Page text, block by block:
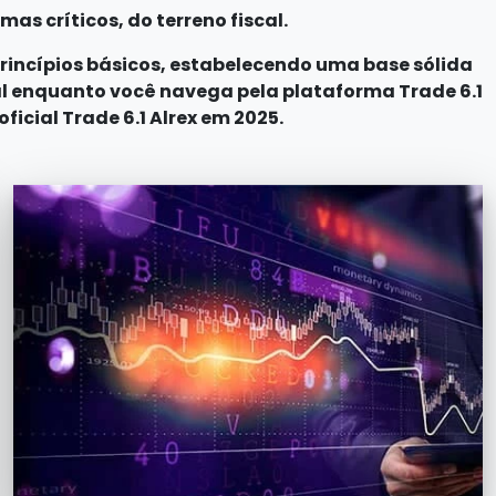
críticos, do terreno fiscal.
básicos, estabelecendo uma base sólida
você navega pela plataforma Trade 6.1
Trade 6.1 Alrex em 2025.